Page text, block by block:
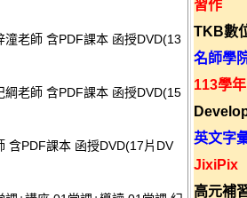
老師 含PDF課本 函授DVD(13
老師 含PDF課本 函授DVD(15
含PDF課本 函授DVD(17片DV
習作
TKB數
名師學
113學年
英文字
JixiPix
高元補